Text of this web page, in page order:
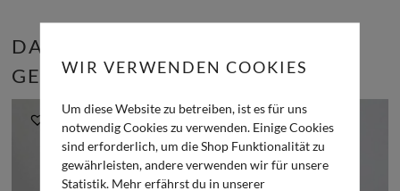
DAS KÖNNTE DIR AUCH
GEFALLEN …
WIR VERWENDEN COOKIES
Um diese Website zu betreiben, ist es für uns
notwendig Cookies zu verwenden. Einige Cookies
sind erforderlich, um die Shop Funktionalität zu
gewährleisten, andere verwenden wir für unsere
Statistik. Mehr erfährst du in unserer